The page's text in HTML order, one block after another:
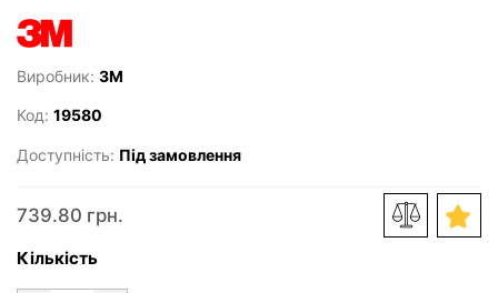
Виробник: 3M
Код: 19580
Доступність: Під замовлення
739.80 грн.
Кількість